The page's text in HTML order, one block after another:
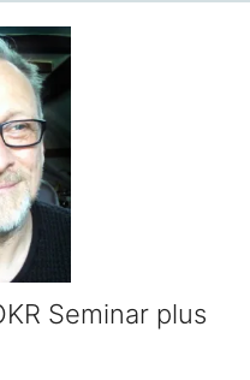
Seminar plus